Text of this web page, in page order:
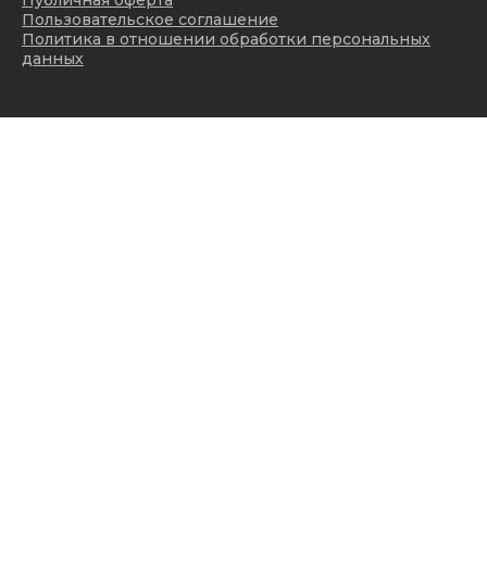
Пользовательское соглашение
Политика в отношении обработки персональных
данных